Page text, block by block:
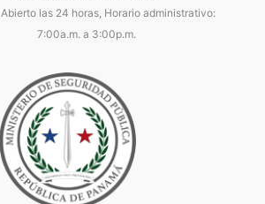
Abierto las 24 horas, Horario administrativo:
7:00a.m. a 3:00p.m.